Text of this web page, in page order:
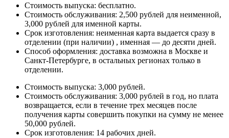
Стоимость выпуска: бесплатно.
Стоимость обслуживания: 2,500 рублей для неименной,
3,000 рублей для именной карты.
Срок изготовления: неименная карта выдается сразу в
отделении (при наличии) , именная — до десяти дней.
Способ оформления: доставка возможна в Москве и
Санкт-Петербурге, в остальных регионах только в
отделении.
Стоимость выпуска: 3,000 рублей.
Стоимость обслуживания: 3,000 рублей в год, но плата
возвращается, если в течение трех месяцев после
получения карты совершить покупки на сумму не менее
50,000 рублей.
Срок изготовления: 14 рабочих дней.